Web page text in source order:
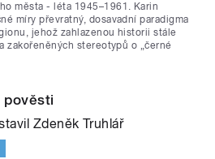
města - léta 1945–1961. Karin
míry převratný, dosavadní paradigma
jehož zahlazenou historii stále
zakořeněných stereotypů o „černé
pověsti
Zdeněk Truhlář